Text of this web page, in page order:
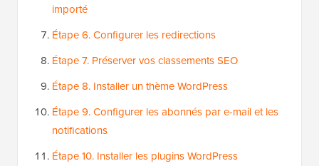
importé
Étape 6. Configurer les redirections
Étape 7. Préserver vos classements SEO
Étape 8. Installer un thème WordPress
Étape 9. Configurer les abonnés par e-mail et les
notifications
Étape 10. Installer les plugins WordPress